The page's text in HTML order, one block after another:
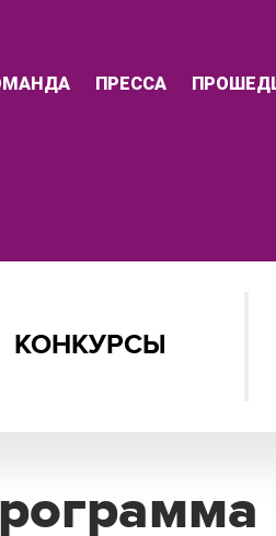
ПРЕССА
КОНКУРСЫ